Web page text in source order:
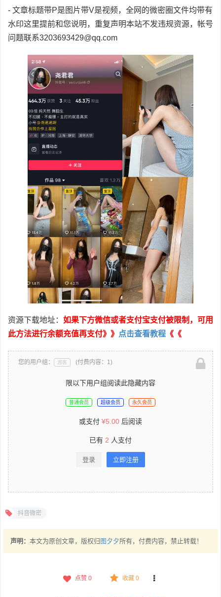
- 文章标题带P是图片带V是视频，全网的微密圈文件均带有
水印这里提前和您说明，重复声明本站不发违规资源，帐号
问题联系3203693429@qq.com
资源下载地址： 如果下方微信或者支付宝支付被限制，可用
此方法进行余额充值再支付》》 点击查看教程 《《
您的用户组： 游客 (付费内容：1)
限以下用户组阅读此隐藏内容
普通会员 超级会员 永久会员
或支付 ¥5.00 后阅读
已有 2 人支付
登录 立即注册
抖音微密
声明： 本文为原创文章，版权归 图夕夕所有，付费内容，禁止转载！
点赞 0 收藏 0